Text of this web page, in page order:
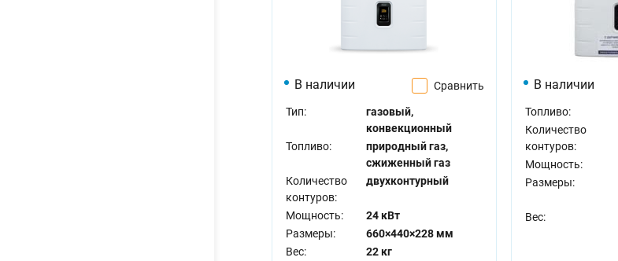
В наличии Сравнить
Тип:
газовый,
конвекционный
Топливо:
природный газ,
сжиженный газ
Количество
контуров:
двухконтурный
Мощность:
24 кВт
Размеры:
660×440×228 мм
Вес:
22 кг
В наличии
Топливо:
Количество
контуров:
Мощность:
Размеры:
Вес: